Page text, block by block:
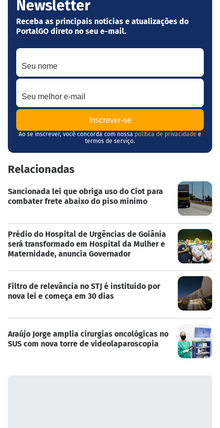
Newsletter
Receba as principais notícias e atualizações do
PortalGO direto no seu e-mail.
Seu nome
Seu melhor e-mail
Ao se inscrever, você concorda com nossa política de privacidade e
termos de serviço.
Relacionadas
Sancionada lei que obriga uso do Ciot para
combater frete abaixo do piso mínimo
Prédio do Hospital de Urgências de Goiânia
será transformado em Hospital da Mulher e
Maternidade, anuncia Governador
Filtro de relevância no STJ é instituído por
nova lei e começa em 30 dias
Araújo Jorge amplia cirurgias oncológicas no
SUS com nova torre de videolaparoscopia